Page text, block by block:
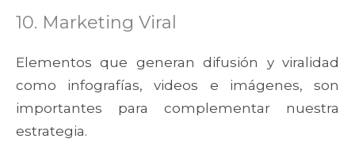
10. Marketing Viral
Elementos que generan difusión y viralidad
como infografías, videos e imágenes, son
importantes para complementar nuestra
estrategia.